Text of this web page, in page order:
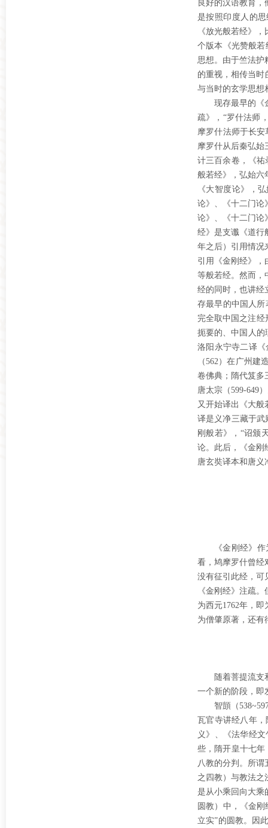
良好的汉语教育
是按照印度人的
《放光般若经》
个版本《光赞般若
思想。由于竺法护
的重视，相传当时
与当时的玄学思想
现存最早的《
疏》，“罗什法师
摩罗什法师于长
摩罗什从后秦弘始
计三百余卷，《祐
般若经》，弘始六
《大智度论》，
论》、《十二门论
论》、《十二门论
经》是支谶《道行
年之后）引用情况
引用《金刚经》，
等般若经。然而，
经的同时，也讲经
存最早的中国人所
完全取中国之注经
扼要的、中国人的
洛阳永宁寺二译
（562）在广州
卷佛典；隋代笈多
唐太宗（599-649
又开始译出《大
译是义净三藏于武
刚般若》，“诏颁
论。此后，《金刚
唐玄奘译本和唐义
《金刚经》
看，鸠摩罗什曾经
没有征引此经，可
《金刚经》注疏
为西元1762年，
为僧肇原著，还有
随着菩提流
一个新的阶段，即
智顗（
瓦官寺讲经八年
义》、《法华经
些，隋开皇十七年
八教的分判。所
之四教）与教法之
是从小乘回向大乘
圆教）中，《金
立实”的圆教。因